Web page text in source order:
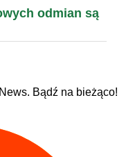
odmian są
Bądź na bieżąco!